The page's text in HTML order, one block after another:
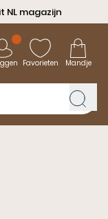
NL magazijn
Favorieten Mandje